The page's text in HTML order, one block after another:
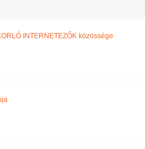
INTERNETEZŐK közössége